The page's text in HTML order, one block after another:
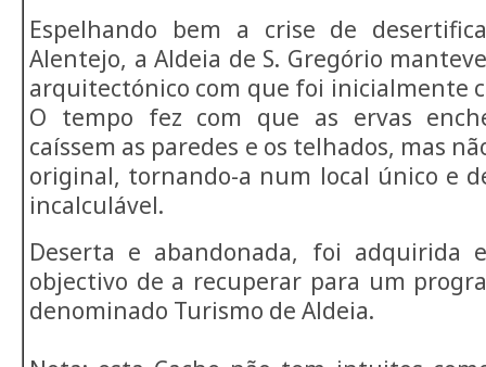
Espelhando bem a crise de
Alentejo, a Aldeia de S. Gregório
arquitectónico com que foi inicialmente
O tempo fez com que as ervas
caíssem as paredes e os telhados, mas
original, tornando-a num local único e
incalculável.
Deserta e abandonada, foi adquirida
objectivo de a recuperar para um
denominado Turismo de Aldeia.